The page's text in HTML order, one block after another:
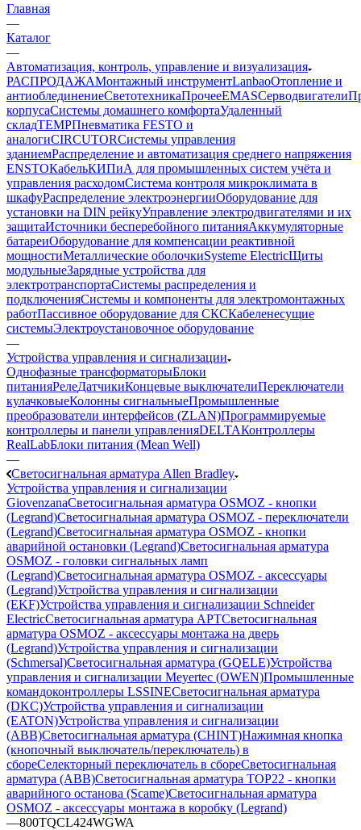
Главная
—
Каталог
—
Автоматизация, контроль, управление и визуализация
РАСПРОДАЖАМонтажный инструментLanbaoОтопление и
антиоблединениеСветотехникаПрочееEMASCерводвигатели
корпусаСистемы домашнего комфортаУдаленный
складTEMPПневматика FESTO и
аналогиCIRCUTORСистемы управления
зданиемРаспределение и автоматизация среднего напряжения
ENSTOКабельКИПиА для промышленных систем учёта и
управления расходомСистема контроля микроклимата в
шкафуРаспределение электроэнергииОборудование для
установки на DIN рейкуУправление электродвигателями и их
защитаИсточники бесперебойного питанияАккумуляторные
батареиОборудование для компенсации реактивной
мощностиМеталлические оболочкиSysteme ElectricЩиты
модульныеЗарядные устройства для
электротранспортаСистемы распределения и
подключенияСистемы и компоненты для электромонтажных
работПассивное оборудование для СКСКабеленесущие
системыЭлектроустановочное оборудование
—
Устройства управления и сигнализации
Однофазные трансформаторыБлоки
питанияРелеДатчикиКонцевые выключателиПереключатели
кулачковыеКолонны сигнальныеПромышленные
преобразователи интерфейсов (ZLAN)Программируемые
контроллеры и панели управленияDELTAКонтроллеры
RealLabБлоки питания (Mean Well)
—
Светосигнальная арматура Allen Bradley
Устройства управления и сигнализации
GiovenzanaСветосигнальная арматура OSMOZ - кнопки
(Legrand)Светосигнальная арматура OSMOZ - переключатели
(Legrand)Светосигнальная арматура OSMOZ - кнопки
аварийной остановки (Legrand)Светосигнальная арматура
OSMOZ - головки сигнальных ламп
(Legrand)Светосигнальная арматура OSMOZ - аксессуары
(Legrand)Устройства управления и сигнализации
(EKF)Устройства управления и сигнализации Schneider
ElectricСветосигнальная арматура APTСветосигнальная
арматура OSMOZ - аксессуары монтажа на дверь
(Legrand)Устройства управления и сигнализации
(Schmersal)Светосигнальная арматура (GQELE)Устройства
управления и сигнализации Meyertec (OWEN)Промышленные
командоконтроллеры LSSINEСветосигнальная арматура
(DKC)Устройства управления и сигнализации
(EATON)Устройства управления и сигнализации
(ABB)Светосигнальная арматура (CHINT)Нажимная кнопка
(кнопочный выключатель/переключатель) в
сбореСелекторный переключатель в сбореСветосигнальная
арматура (ABB)Светосигнальная арматура TOP22 - кнопки
аварийного останова (Scame)Светосигнальная арматура
OSMOZ - аксессуары монтажа в коробку (Legrand)
—800TQCL424WGWA